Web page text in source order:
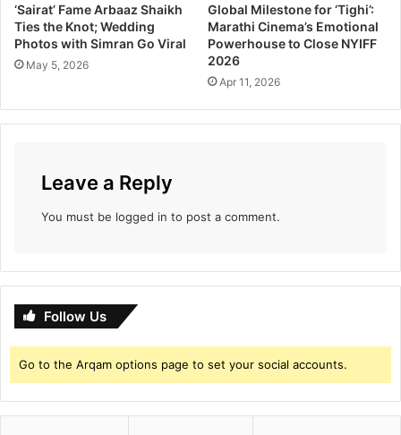
‘Sairat’ Fame Arbaaz Shaikh
Ties the Knot; Wedding
Photos with Simran Go Viral
May 5, 2026
Global Milestone for ‘Tighi’:
Marathi Cinema’s Emotional
Powerhouse to Close NYIFF
2026
Apr 11, 2026
Leave a Reply
You must be logged in to post a comment.
Follow Us
Go to the Arqam options page to set your social accounts.